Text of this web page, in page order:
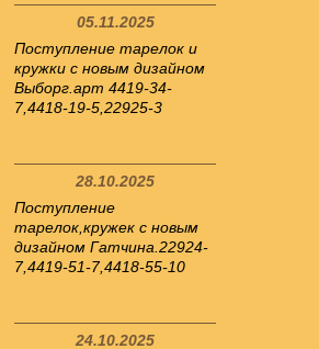
05.11.2025
Поступление тарелок и
кружки с новым дизайном
Выборг.арт 4419-34-
7,4418-19-5,22925-3
28.10.2025
Поступление
тарелок,кружек с новым
дизайном Гатчина.22924-
7,4419-51-7,4418-55-10
24.10.2025